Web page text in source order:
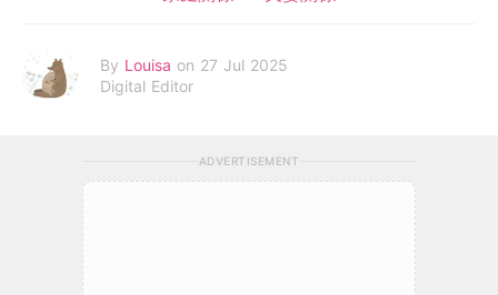
By Louisa on 27 Jul 2025
Digital Editor
ADVERTISEMENT